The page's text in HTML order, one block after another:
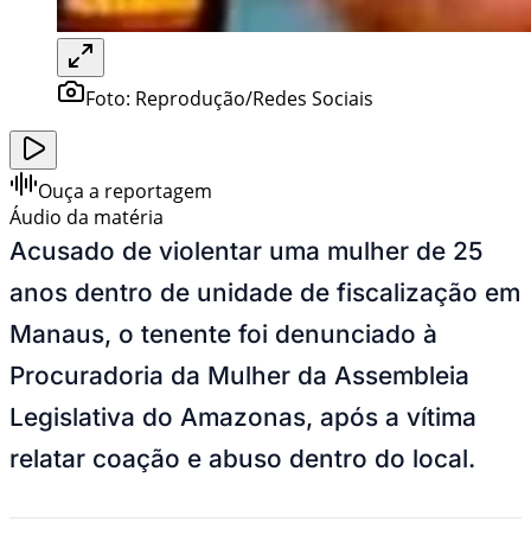
Foto: Reprodução/Redes Sociais
Ouça a reportagem
Áudio da matéria
Acusado de violentar uma mulher de 25
anos dentro de unidade de fiscalização em
Manaus, o tenente foi denunciado à
Procuradoria da Mulher da Assembleia
Legislativa do Amazonas, após a vítima
relatar coação e abuso dentro do local.